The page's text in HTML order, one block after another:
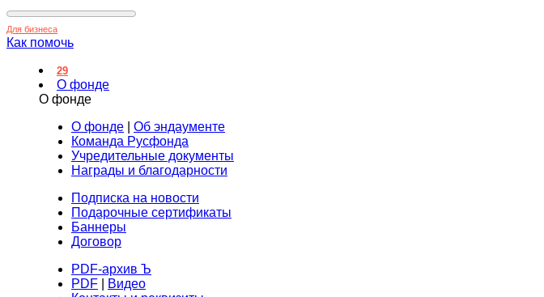
Для бизнеса
Как помочь
29
О фонде
О фонде
О фонде
Об эндаументе
Команда Русфонда
Учредительные документы
Награды и благодарности
Подписка на новости
Подарочные сертификаты
Баннеры
Договор
PDF-архив Ъ
PDF
Видео